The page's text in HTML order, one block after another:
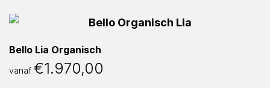
Bello Lia Organisch
vanaf €1.970,00